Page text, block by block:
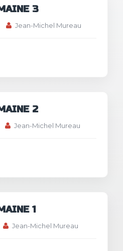
3
Jean-Michel Mureau
2
Jean-Michel Mureau
1
Jean-Michel Mureau